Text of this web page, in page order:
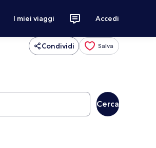
I miei viaggi Accedi
Condividi Salva
Cerca